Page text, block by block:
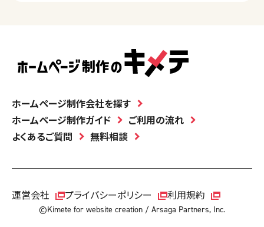
ホームページ制作会社を探す
ホームページ制作ガイド
ご利用の流れ
よくあるご質問
無料相談
運営会社 プライバシーポリシー 利用規約
©Kimete for website creation / Arsaga Partners, Inc.